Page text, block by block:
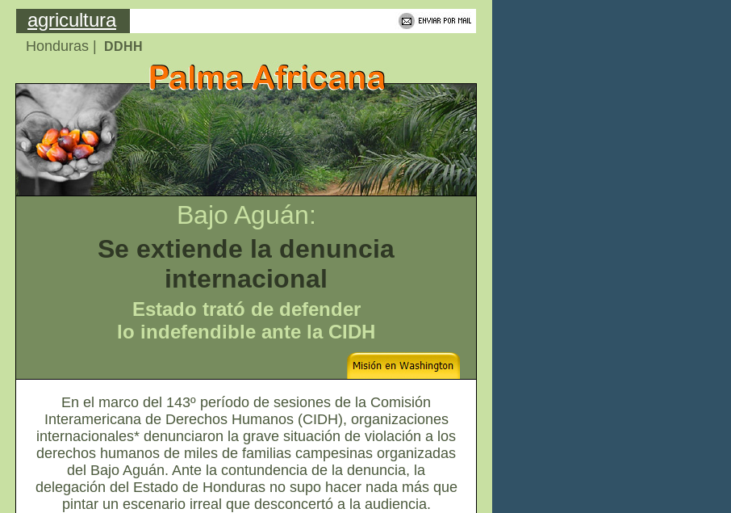
agricultura
Honduras | DDHH
Bajo Aguán:
Se extiende la denuncia
internacional
Estado trató de defender
lo indefendible ante la CIDH
En el marco del 143º período de sesiones de la Comisión
Interamericana de Derechos Humanos (CIDH), organizaciones
internacionales* denunciaron la grave situación de violación a los
derechos humanos de miles de familias campesinas organizadas
del Bajo Aguán. Ante la contundencia de la denuncia, la
delegación del Estado de Honduras no supo hacer nada más que
pintar un escenario irreal que desconcertó a la audiencia.